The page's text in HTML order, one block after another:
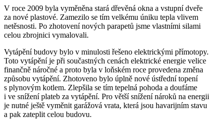
V roce 2009 byla vyměněna stará dřevěná okna a vstupní dveře
za nové plastové. Zamezilo se tím velkému úniku tepla vlivem
netěsnosti. Po zhotovení nových parapetů jsme vlastními silami
celou zbrojnici vymalovali.
Vytápění budovy bylo v minulosti řešeno elektrickými přímotopy.
Toto vytápění je při součastných cenách elektrické energie velice
finančně náročné a proto byla v loňském roce provedena změna
způsobu vytápění. Zhotoveno bylo úplně nové ústřední topení
s plynovým kotlem. Zlepšila se tím tepelná pohoda a doufáme
i ve snížení plateb za vytápění. Pro větší snížení nároků na energii
je nutné ještě vyměnit garážová vrata, která jsou havarijním stavu
a pak zateplit celou budovu.